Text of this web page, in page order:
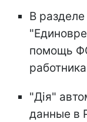
В
помощь
"Дія"
данные в